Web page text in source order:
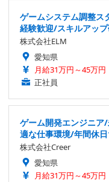
ゲームシステム調整ス
経験歓迎/スキルアッ
株式会社ELM
愛知県
月給31万円～45万円
正社員
ゲーム開発エンジニ
適な仕事環境/年間休
株式会社Creer
愛知県
月給31万円～45万円